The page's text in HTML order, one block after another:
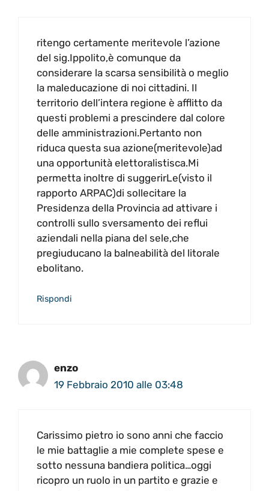
ritengo certamente meritevole l’azione
del sig.Ippolito,è comunque da
considerare la scarsa sensibilità o meglio
la maleducazione di noi cittadini. Il
territorio dell’intera regione è afflitto da
questi problemi a prescindere dal colore
delle amministrazioni.Pertanto non
riduca questa sua azione(meritevole)ad
una opportunità elettoralistisca.Mi
permetta inoltre di suggerirLe(visto il
rapporto ARPAC)di sollecitare la
Presidenza della Provincia ad attivare i
controlli sullo sversamento dei reflui
aziendali nella piana del sele,che
pregiuducano la balneabilità del litorale
ebolitano.
Rispondi
enzo
19 Febbraio 2010 alle 03:48
Carissimo pietro io sono anni che faccio
le mie battaglie a mie complete spese e
sotto nessuna bandiera politica…oggi
ricopro un ruolo in un partito e grazie e